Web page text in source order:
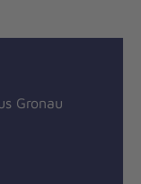
Gronau